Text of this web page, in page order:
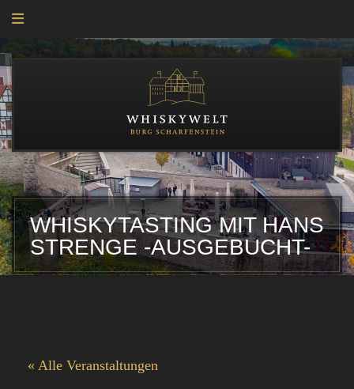
TEST
WHISKYTASTING MIT HANS
STRENGE -AUSGEBUCHT-
« Alle Veranstaltungen